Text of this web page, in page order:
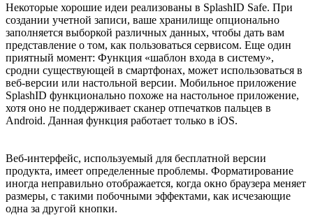
Некоторые хорошие идеи реализованы в SplashID Safe. При
создании учетной записи, ваше хранилище опционально
заполняется выборкой различных данных, чтобы дать вам
представление о том, как пользоваться сервисом. Еще один
приятный момент: Функция «шаблон входа в систему»,
сродни существующей в смартфонах, может использоваться в
веб-версии или настольной версии. Мобильное приложение
SplashID функционально похоже на настольное приложение,
хотя оно не поддерживает сканер отпечатков пальцев в
Android. Данная функция работает только в iOS.
Веб-интерфейс, используемый для бесплатной версии
продукта, имеет определенные проблемы. Форматирование
иногда неправильно отображается, когда окно браузера меняет
размеры, с такими побочными эффектами, как исчезающие
одна за другой кнопки.